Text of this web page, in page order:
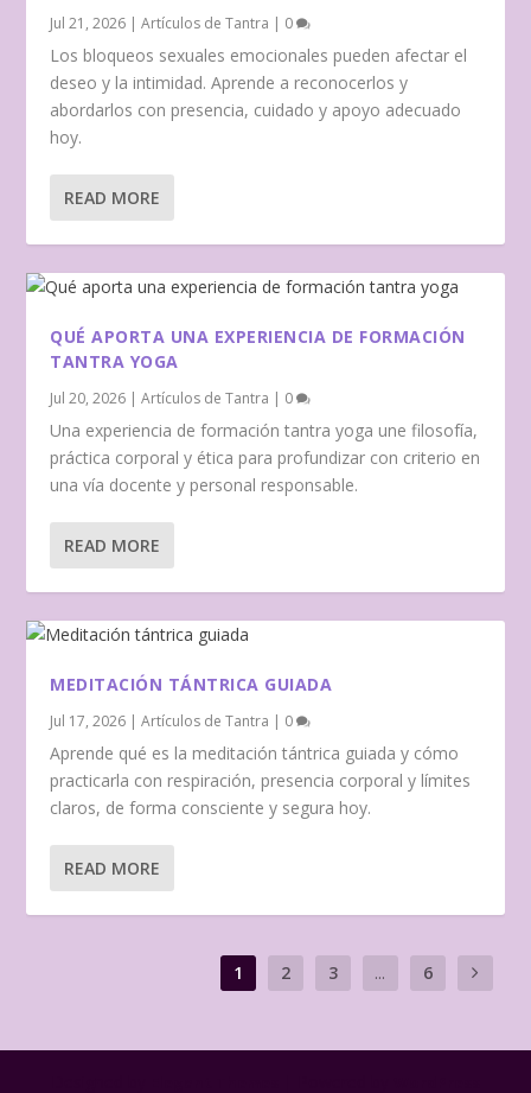
Jul 21, 2026 |Artículos de Tantra | 0
Los bloqueos sexuales emocionales pueden afectar el
deseo y la intimidad. Aprende a reconocerlos y
abordarlos con presencia, cuidado y apoyo adecuado
hoy.
READ MORE
QUÉ APORTA UNA EXPERIENCIA DE FORMACIÓN
TANTRA YOGA
Jul 20, 2026 |Artículos de Tantra | 0
Una experiencia de formación tantra yoga une filosofía,
práctica corporal y ética para profundizar con criterio en
una vía docente y personal responsable.
READ MORE
MEDITACIÓN TÁNTRICA GUIADA
Jul 17, 2026 |Artículos de Tantra | 0
Aprende qué es la meditación tántrica guiada y cómo
practicarla con respiración, presencia corporal y límites
claros, de forma consciente y segura hoy.
READ MORE
1 2 3 ... 6